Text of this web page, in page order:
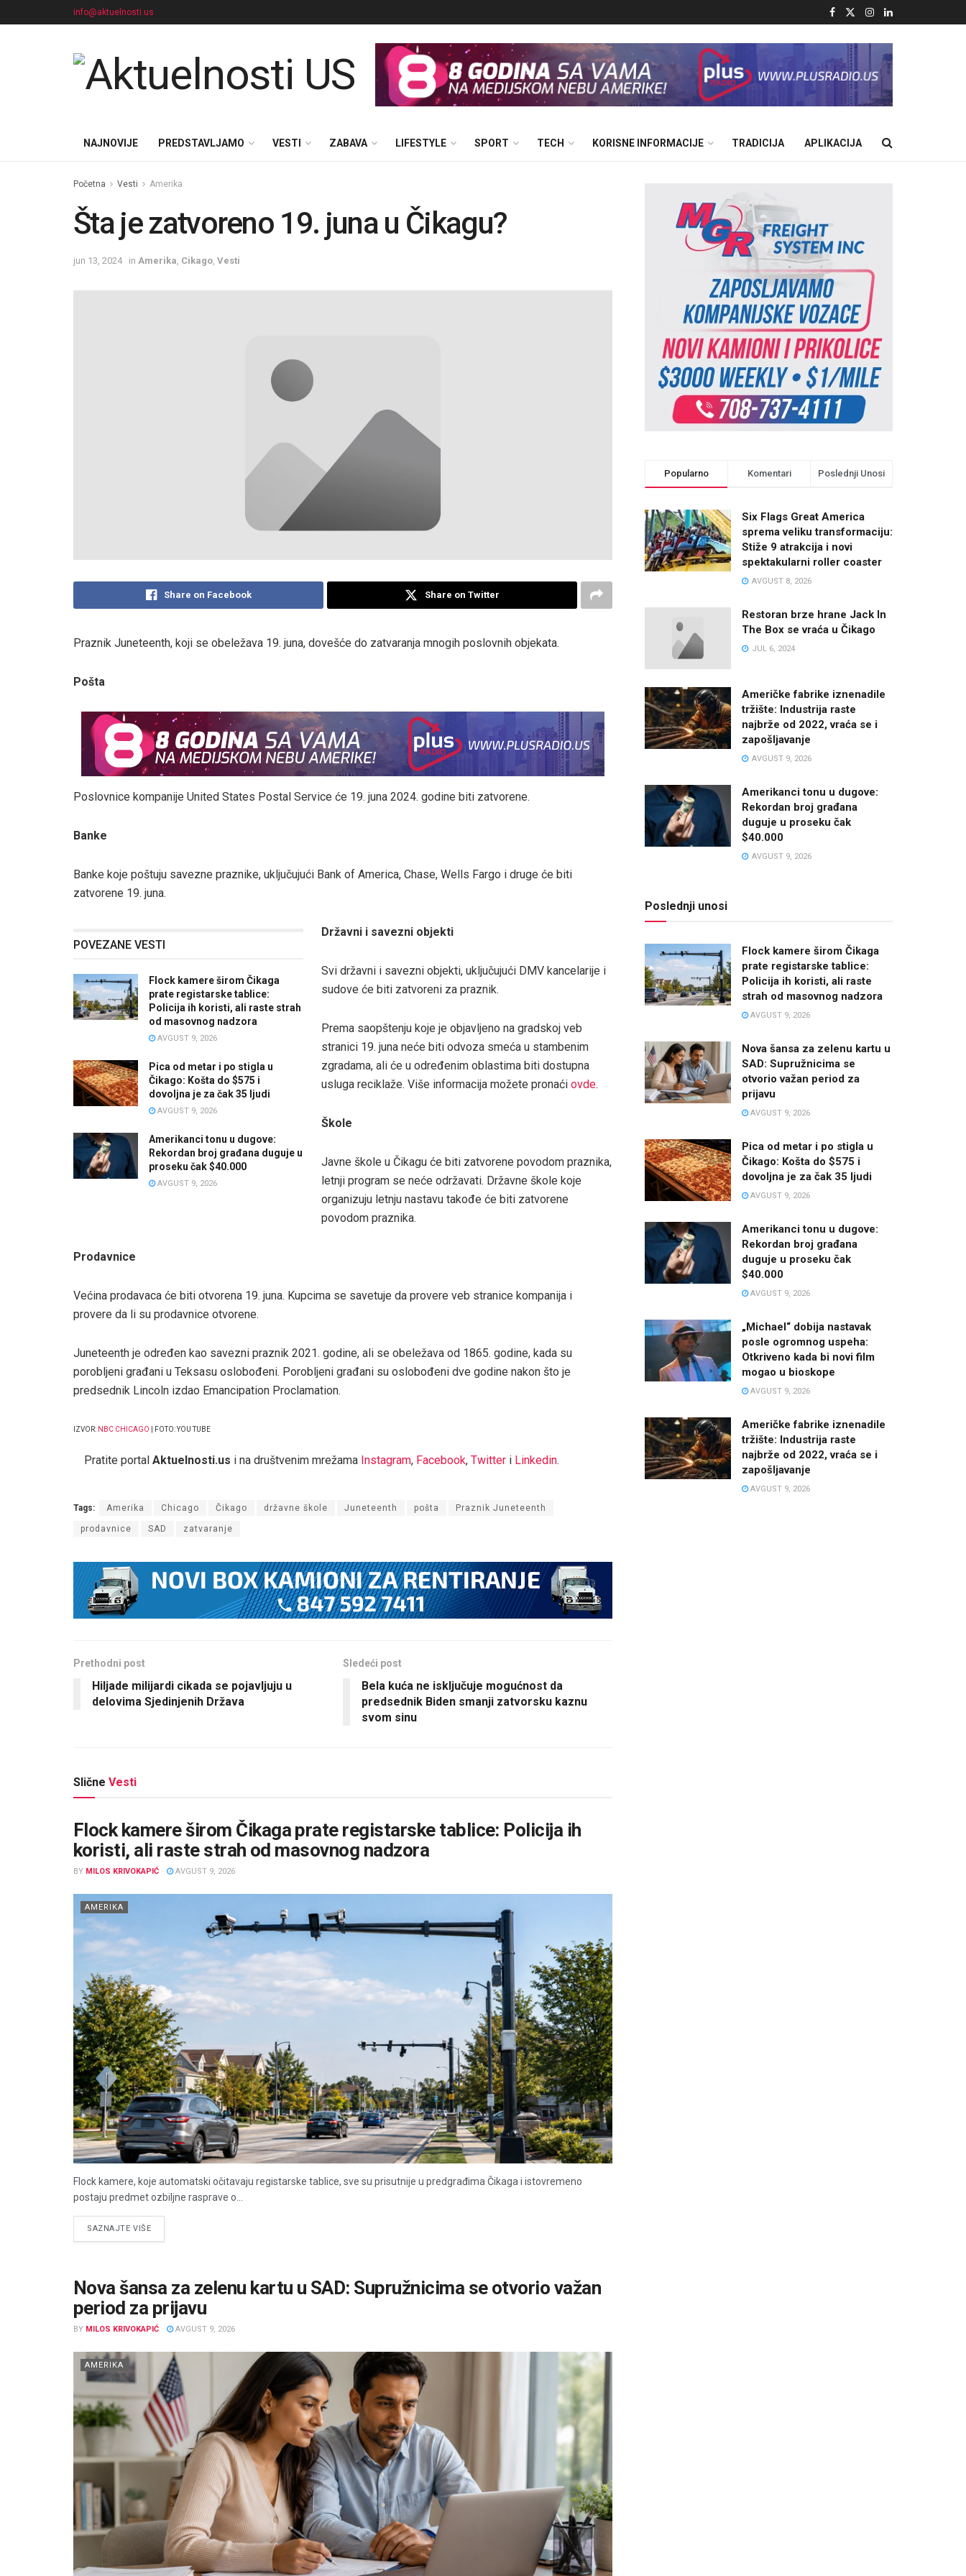
info@aktuelnosti.us
NAJNOVIJE PREDSTAVLJAMO VESTI ZABAVA LIFESTYLE SPORT TECH KORISNE INFORMACIJE TRADICIJA APLIKACIJA
Početna Vesti Amerika
Šta je zatvoreno 19. juna u Čikagu?
jun 13, 2024 in Amerika Cikago Vesti
Share on Facebook Share on Twitter
Praznik Juneteenth, koji se obeležava 19. juna, dovešće do zatvaranja mnogih poslovnih objekata.
Pošta
Poslovnice kompanije United States Postal Service će 19. juna 2024. godine biti zatvorene.
Banke
Banke koje poštuju savezne praznike, uključujući Bank of America, Chase, Wells Fargo i druge će biti
zatvorene 19. juna.
POVEZANE VESTI
Flock kamere širom Čikaga
prate registarske tablice:
Policija ih koristi, ali raste strah
od masovnog nadzora
AVGUST 9, 2026
Pica od metar i po stigla u
Čikago: Košta do $575 i
dovoljna je za čak 35 ljudi
AVGUST 9, 2026
Amerikanci tonu u dugove:
Rekordan broj građana duguje u
proseku čak $40.000
AVGUST 9, 2026
Državni i savezni objekti
Svi državni i savezni objekti, uključujući DMV kancelarije i
sudove će biti zatvoreni za praznik.
Prema saopštenju koje je objavljeno na gradskoj veb
stranici 19. juna neće biti odvoza smeća u stambenim
zgradama, ali će u određenim oblastima biti dostupna
usluga reciklaže. Više informacija možete pronaći ovde.
Škole
Javne škole u Čikagu će biti zatvorene povodom praznika,
letnji program se neće održavati. Državne škole koje
organizuju letnju nastavu takođe će biti zatvorene
povodom praznika.
Prodavnice
Većina prodavaca će biti otvorena 19. juna. Kupcima se savetuje da provere veb stranice kompanija i
provere da li su prodavnice otvorene.
Juneteenth je određen kao savezni praznik 2021. godine, ali se obeležava od 1865. godine, kada su
porobljeni građani u Teksasu oslobođeni. Porobljeni građani su oslobođeni dve godine nakon što je
predsednik Lincoln izdao Emancipation Proclamation.
IZVOR: NBC CHICAGO | FOTO: YOU TUBE
Pratite portal Aktuelnosti.us i na društvenim mrežama Instagram, Facebook, Twitter i Linkedin.
Tags: Amerika Chicago Čikago državne škole Juneteenth pošta Praznik Juneteenth
prodavnice SAD zatvaranje
Prethodni post
Hiljade milijardi cikada se pojavljuju u
delovima Sjedinjenih Država
Sledeći post
Bela kuća ne isključuje mogućnost da
predsednik Biden smanji zatvorsku kaznu
svom sinu
Slične Vesti
Flock kamere širom Čikaga prate registarske tablice: Policija ih
koristi, ali raste strah od masovnog nadzora
BY MILOS KRIVOKAPIĆ AVGUST 9, 2026
AMERIKA
Flock kamere, koje automatski očitavaju registarske tablice, sve su prisutnije u predgrađima Čikaga i istovremeno
postaju predmet ozbiljne rasprave o...
SAZNAJTE VIŠEDETAILS
Nova šansa za zelenu kartu u SAD: Supružnicima se otvorio važan
period za prijavu
BY MILOS KRIVOKAPIĆ AVGUST 9, 2026
AMERIKA
Popularno Komentari Poslednji Unosi
Six Flags Great America
sprema veliku transformaciju:
Stiže 9 atrakcija i novi
spektakularni roller coaster
AVGUST 8, 2026
Restoran brze hrane Jack In
The Box se vraća u Čikago
JUL 6, 2024
Američke fabrike iznenadile
tržište: Industrija raste
najbrže od 2022, vraća se i
zapošljavanje
AVGUST 9, 2026
Amerikanci tonu u dugove:
Rekordan broj građana
duguje u proseku čak
$40.000
AVGUST 9, 2026
Poslednji unosi
Flock kamere širom Čikaga
prate registarske tablice:
Policija ih koristi, ali raste
strah od masovnog nadzora
AVGUST 9, 2026
Nova šansa za zelenu kartu u
SAD: Supružnicima se
otvorio važan period za
prijavu
AVGUST 9, 2026
Pica od metar i po stigla u
Čikago: Košta do $575 i
dovoljna je za čak 35 ljudi
AVGUST 9, 2026
Amerikanci tonu u dugove:
Rekordan broj građana
duguje u proseku čak
$40.000
AVGUST 9, 2026
„Michael“ dobija nastavak
posle ogromnog uspeha:
Otkriveno kada bi novi film
mogao u bioskope
AVGUST 9, 2026
Američke fabrike iznenadile
tržište: Industrija raste
najbrže od 2022, vraća se i
zapošljavanje
AVGUST 9, 2026